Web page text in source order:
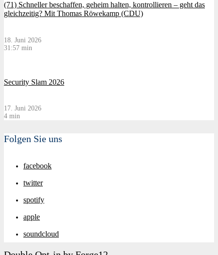
(71) Schneller beschaffen, geheim halten, kontrollieren – geht das
gleichzeitig? Mit Thomas Röwekamp (CDU)
18. Juni 2026
31:57 min
Security Slam 2026
17. Juni 2026
4 min
Folgen Sie uns
facebook
twitter
spotify
apple
soundcloud